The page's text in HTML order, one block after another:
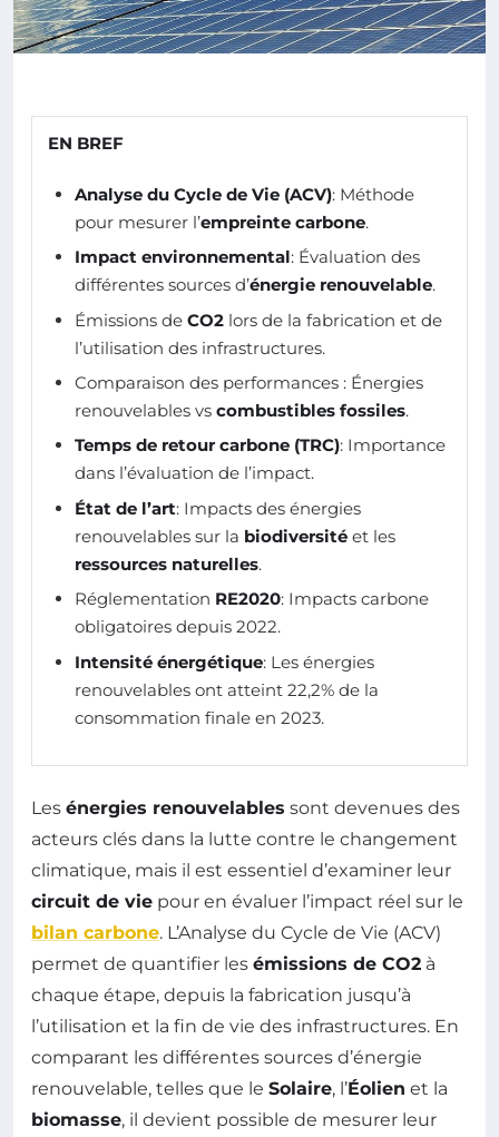
EN BREF
Analyse du Cycle de Vie (ACV): Méthode
pour mesurer l’empreinte carbone.
Impact environnemental: Évaluation des
différentes sources d’énergie renouvelable.
Émissions de CO2 lors de la fabrication et de
l’utilisation des infrastructures.
Comparaison des performances : Énergies
renouvelables vs combustibles fossiles.
Temps de retour carbone (TRC): Importance
dans l’évaluation de l’impact.
État de l’art: Impacts des énergies
renouvelables sur la biodiversité et les
ressources naturelles.
Réglementation RE2020: Impacts carbone
obligatoires depuis 2022.
Intensité énergétique: Les énergies
renouvelables ont atteint 22,2% de la
consommation finale en 2023.
Les énergies renouvelables sont devenues des
acteurs clés dans la lutte contre le changement
climatique, mais il est essentiel d’examiner leur
circuit de vie pour en évaluer l’impact réel sur le
bilan carbone. L’Analyse du Cycle de Vie (ACV)
permet de quantifier les émissions de CO2 à
chaque étape, depuis la fabrication jusqu’à
l’utilisation et la fin de vie des infrastructures. En
comparant les différentes sources d’énergie
renouvelable, telles que le Solaire, l’Éolien et la
biomasse, il devient possible de mesurer leur